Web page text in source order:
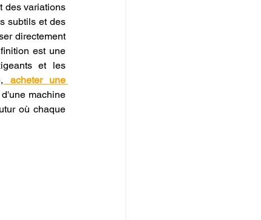
des variations
subtils et des
directement
est une
et les
acheter une
machine
où chaque